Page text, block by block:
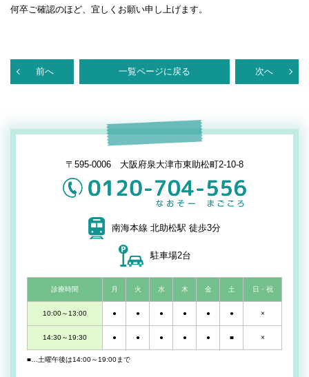
何卒ご確認のほど、宜しくお願い申し上げます。
前へ 一覧ページに戻る 次へ
〒595-0006 大阪府泉大津市東助松町2-10-8
南海本線 北助松駅 徒歩3分
駐車場2台
診療時間 月 火 水 木 金 土 日・祝
10:00～13:00 ● ● ● ● ● ● ×
14:30～19:30 ● ● ● ● ● ■ ×
■…土曜午後は14:00～19:00まで